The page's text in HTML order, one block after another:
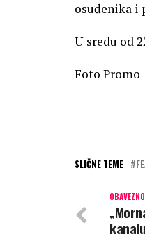
osuđenika i
U sredu od
Foto Promo
SLIČNE TEME